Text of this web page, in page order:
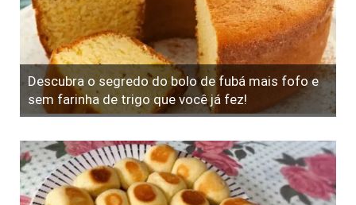
Descubra o segredo do bolo de fubá mais fofo e
sem farinha de trigo que você já fez!